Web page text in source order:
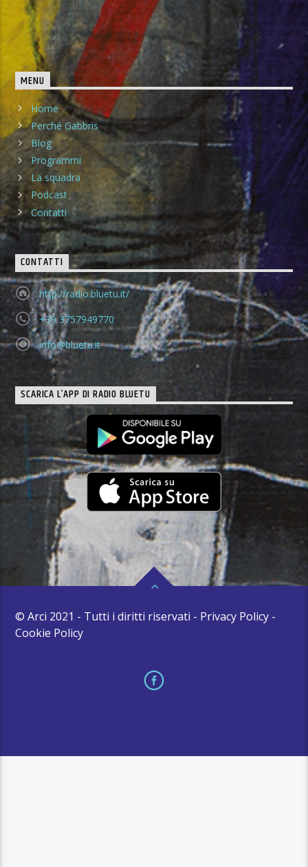
MENU
Home
Perché Gabbris
Blog
Programmi
La squadra
Podcast
Contatti
CONTATTI
http://radio.bluetu.it/
+39 3757949770
info@bluetu.it
SCARICA L’APP DI RADIO BLUETU
© Arci 2021 - Tutti i diritti riservati - Privacy Policy -
Cookie Policy